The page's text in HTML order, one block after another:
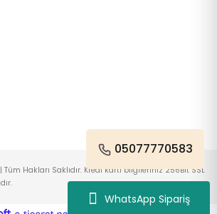
WhatsApp Sipariş
05077770583
Hakları Saklıdır. Kredi kartı bilgileriniz 256Bit SSL